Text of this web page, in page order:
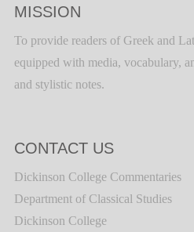
MISSION
To provide readers of Greek and
equipped with media, vocabulary,
and stylistic notes.
CONTACT US
Dickinson College Commentaries
Department of Classical Studies
Dickinson College